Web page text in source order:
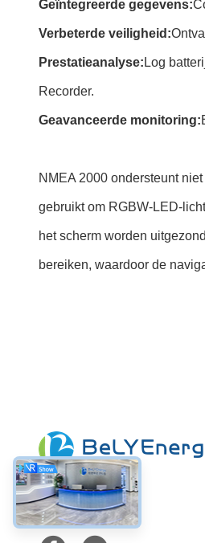
Geïntegreerde gegevens:
Verbeterde veiligheid:
Prestatieanalyse: Log
Recorder.
Geavanceerde monitoring:
NMEA 2000 ondersteunt
gebruikt om RGBW-LED-
het scherm worden
bereiken, waardoor de
Sociale media